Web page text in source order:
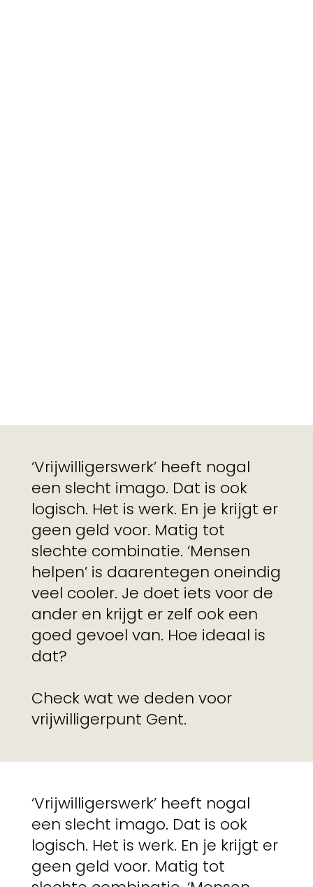
‘Vrijwilligerswerk’ heeft nogal
een slecht imago. Dat is ook
logisch. Het is werk. En je krijgt er
geen geld voor. Matig tot
slechte combinatie. ‘Mensen
helpen’ is daarentegen oneindig
veel cooler. Je doet iets voor de
ander en krijgt er zelf ook een
goed gevoel van. Hoe ideaal is
dat?
Check wat we deden voor
vrijwilligerpunt Gent.
‘Vrijwilligerswerk’ heeft nogal
een slecht imago. Dat is ook
logisch. Het is werk. En je krijgt er
geen geld voor. Matig tot